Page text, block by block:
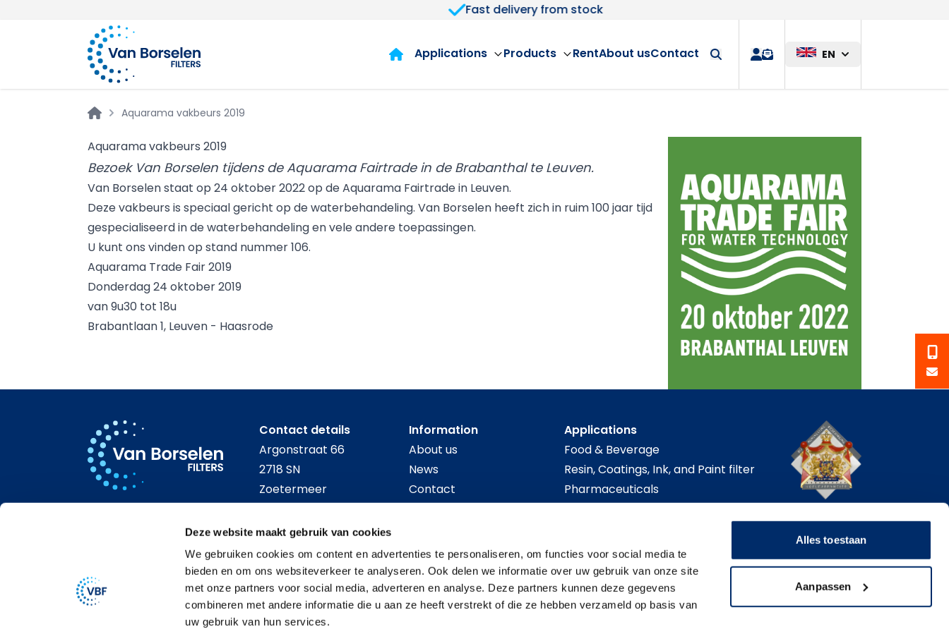
Deze website maakt gebruik van cookies
We gebruiken cookies om content en advertenties te personaliseren, om functies voor social media te
bieden en om ons websiteverkeer te analyseren. Ook delen we informatie over uw gebruik van onze site
met onze partners voor social media, adverteren en analyse. Deze partners kunnen deze gegevens
combineren met andere informatie die u aan ze heeft verstrekt of die ze hebben verzameld op basis van
uw gebruik van hun services.
Alles toestaan
Aanpassen
Fast delivery from stock
Applications
Products RentAbout usContact quote EN
Aquarama vakbeurs 2019
Aquarama vakbeurs 2019
Bezoek Van Borselen tijdens de Aquarama Fairtrade in de Brabanthal te Leuven.
Van Borselen staat op 24 oktober 2022 op de Aquarama Fairtrade in Leuven.
Deze vakbeurs is speciaal gericht op de waterbehandeling. Van Borselen heeft zich in ruim 100 jaar tijd
gespecialiseerd in de waterbehandeling en vele andere toepassingen.
U kunt ons vinden op stand nummer 106.
Aquarama Trade Fair 2019
Donderdag 24 oktober 2019
van 9u30 tot 18u
Brabantlaan 1, Leuven - Haasrode
Contact details
Argonstraat 66
2718 SN
Zoetermeer
079-341 23 14
info@vanborselen.nl
Information
About us
News
Contact
Applications
Food & Beverage
Resin, Coatings, Ink, and Paint filter
Pharmaceuticals
Chemical
© Van Borselen 2025